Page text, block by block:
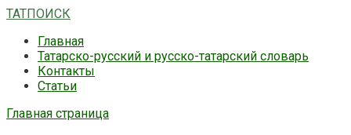
Перейти
контенту
ТАТПОИСК
Главная
Татарско-русский и русско-татарский словарь
Контакты
Статьи
Главная страница